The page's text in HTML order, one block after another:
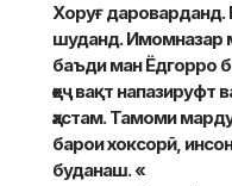
Хоруғ
шуданд. Имомназар
баъди ман Ёдгорро
ҳеҷ вақт напазируфт
ҳастам. Тамоми
барои хоксорӣ,
буданаш. «